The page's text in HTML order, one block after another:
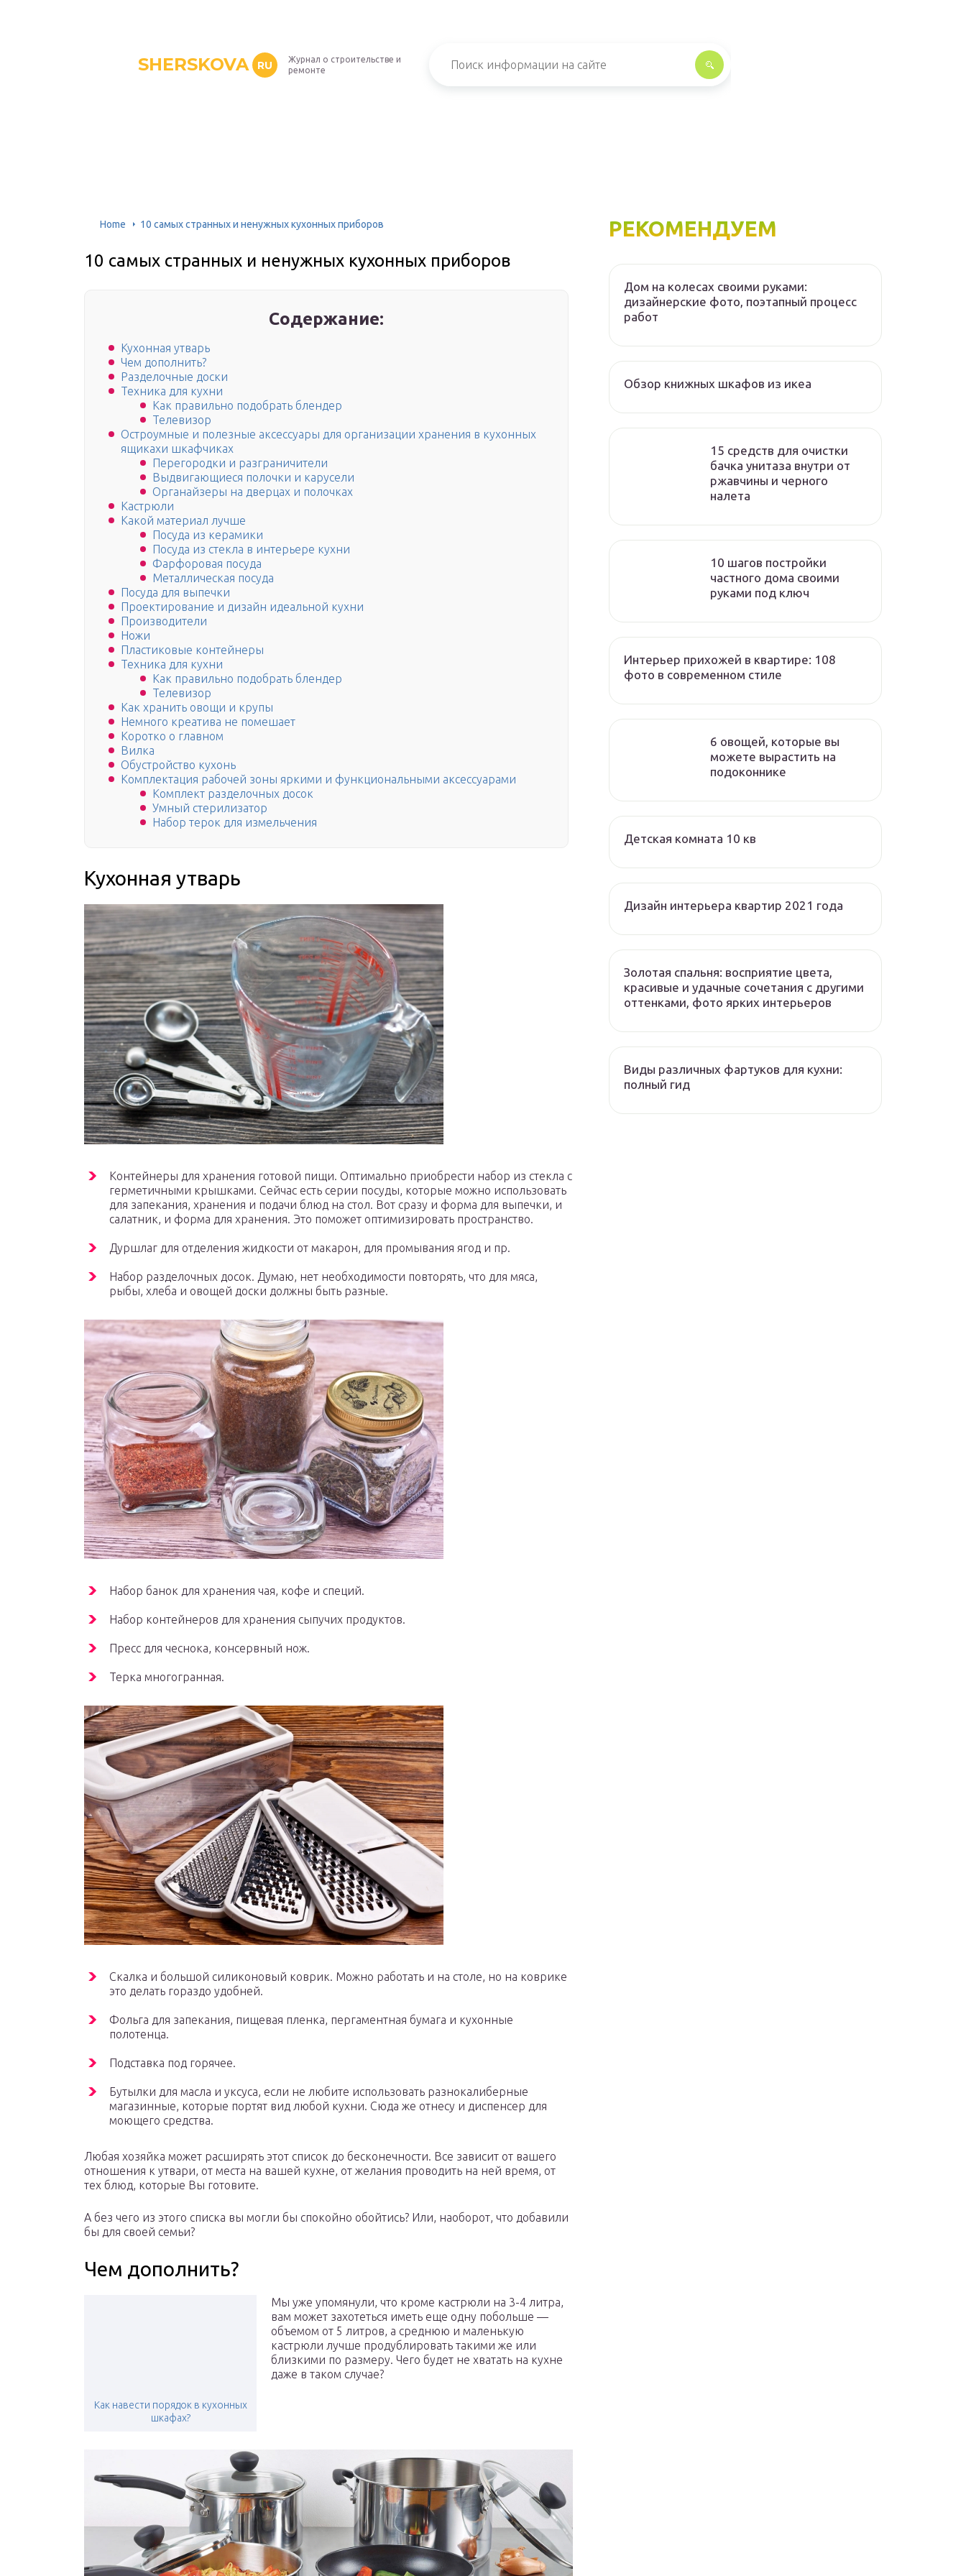
SHERSKOVA RU
Журнал о строительстве и
ремонте
Home 10 самых странных и ненужных кухонных приборов
10 самых странных и ненужных кухонных приборов
Содержание:
Кухонная утварь
Чем дополнить?
Разделочные доски
Техника для кухни
Как правильно подобрать блендер
Телевизор
Остроумные и полезные аксессуары для организации хранения в кухонных
ящикахи шкафчиках
Перегородки и разграничители
Выдвигающиеся полочки и карусели
Органайзеры на дверцах и полочках
Кастрюли
Какой материал лучше
Посуда из керамики
Посуда из стекла в интерьере кухни
Фарфоровая посуда
Металлическая посуда
Посуда для выпечки
Проектирование и дизайн идеальной кухни
Производители
Ножи
Пластиковые контейнеры
Техника для кухни
Как правильно подобрать блендер
Телевизор
Как хранить овощи и крупы
Немного креатива не помешает
Коротко о главном
Вилка
Обустройство кухонь
Комплектация рабочей зоны яркими и функциональными аксессуарами
Комплект разделочных досок
Умный стерилизатор
Набор терок для измельчения
Кухонная утварь
Контейнеры для хранения готовой пищи. Оптимально приобрести набор из стекла с
герметичными крышками. Сейчас есть серии посуды, которые можно использовать
для запекания, хранения и подачи блюд на стол. Вот сразу и форма для выпечки, и
салатник, и форма для хранения. Это поможет оптимизировать пространство.
Дуршлаг для отделения жидкости от макарон, для промывания ягод и пр.
Набор разделочных досок. Думаю, нет необходимости повторять, что для мяса,
рыбы, хлеба и овощей доски должны быть разные.
Набор банок для хранения чая, кофе и специй.
Набор контейнеров для хранения сыпучих продуктов.
Пресс для чеснока, консервный нож.
Терка многогранная.
Скалка и большой силиконовый коврик. Можно работать и на столе, но на коврике
это делать гораздо удобней.
Фольга для запекания, пищевая пленка, пергаментная бумага и кухонные
полотенца.
Подставка под горячее.
Бутылки для масла и уксуса, если не любите использовать разнокалиберные
магазинные, которые портят вид любой кухни. Сюда же отнесу и диспенсер для
моющего средства.
Любая хозяйка может расширять этот список до бесконечности. Все зависит от вашего
отношения к утвари, от места на вашей кухне, от желания проводить на ней время, от
тех блюд, которые Вы готовите.
А без чего из этого списка вы могли бы спокойно обойтись? Или, наоборот, что добавили
бы для своей семьи?
Чем дополнить?
Как навести порядок в кухонных
шкафах?
Мы уже упомянули, что кроме кастрюли на 3-4 литра,
вам может захотеться иметь еще одну побольше —
объемом от 5 литров, а среднюю и маленькую
кастрюли лучше продублировать такими же или
близкими по размеру. Чего будет не хватать на кухне
даже в таком случае?
РЕКОМЕНДУЕМ
Дом на колесах своими руками:
дизайнерские фото, поэтапный процесс
работ
Обзор книжных шкафов из икеа
15 средств для очистки
бачка унитаза внутри от
ржавчины и черного
налета
10 шагов постройки
частного дома своими
руками под ключ
Интерьер прихожей в квартире: 108
фото в современном стиле
6 овощей, которые вы
можете вырастить на
подоконнике
Детская комната 10 кв
Дизайн интерьера квартир 2021 года
Золотая спальня: восприятие цвета,
красивые и удачные сочетания с другими
оттенками, фото ярких интерьеров
Виды различных фартуков для кухни:
полный гид